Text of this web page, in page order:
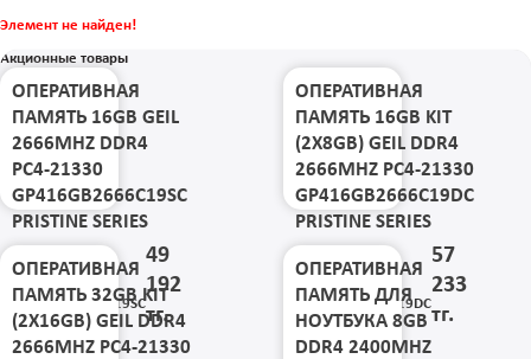
Элемент не найден!
Акционные товары
ОПЕРАТИВНАЯ
ПАМЯТЬ 16GB GEIL
2666MHZ DDR4
PC4-21330
GP416GB2666C19SC
PRISTINE SERIES
Артикул:
GP416GB2666C19SC
Код: 23553
49
192
тг.
ОПЕРАТИВНАЯ
ПАМЯТЬ 16GB KIT
(2X8GB) GEIL DDR4
2666MHZ PC4-21330
GP416GB2666C19DC
PRISTINE SERIES
Артикул:
GP416GB2666C19DC
Код: 23555
57
233
тг.
ОПЕРАТИВНАЯ
ПАМЯТЬ 32GB KIT
(2X16GB) GEIL DDR4
2666MHZ PC4-21330
ОПЕРАТИВНАЯ
ПАМЯТЬ ДЛЯ
НОУТБУКА 8GB
DDR4 2400MHZ